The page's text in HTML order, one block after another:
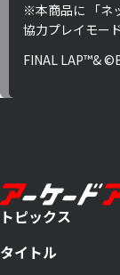
※本商品に 「ネ
協力プレイモー
FINAL LAP™&
トピックス
タイトル